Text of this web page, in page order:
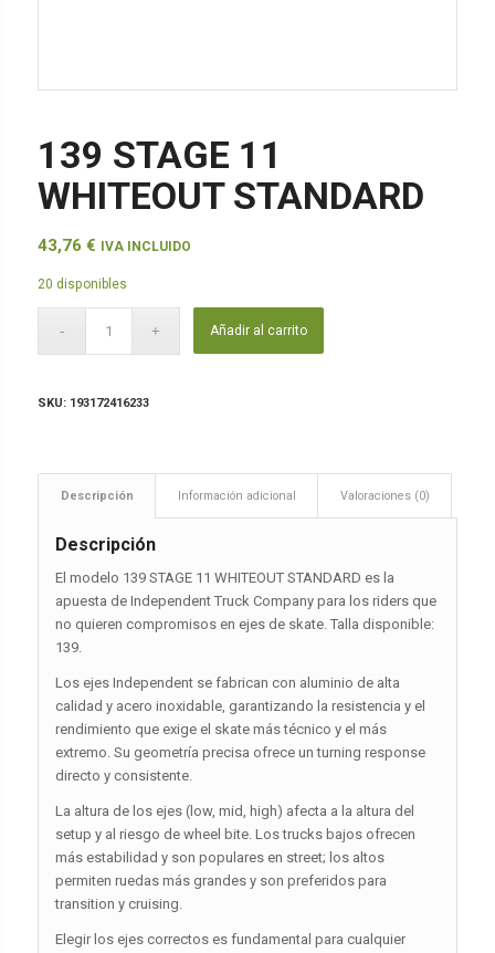
139 STAGE 11
WHITEOUT STANDARD
43,76 € IVA INCLUIDO
20 disponibles
Añadir al carrito
SKU: 193172416233
Descripción Información adicional Valoraciones (0)
Descripción
El modelo 139 STAGE 11 WHITEOUT STANDARD es la
apuesta de Independent Truck Company para los riders que
no quieren compromisos en ejes de skate. Talla disponible:
139.
Los ejes Independent se fabrican con aluminio de alta
calidad y acero inoxidable, garantizando la resistencia y el
rendimiento que exige el skate más técnico y el más
extremo. Su geometría precisa ofrece un turning response
directo y consistente.
La altura de los ejes (low, mid, high) afecta a la altura del
setup y al riesgo de wheel bite. Los trucks bajos ofrecen
más estabilidad y son populares en street; los altos
permiten ruedas más grandes y son preferidos para
transition y cruising.
Elegir los ejes correctos es fundamental para cualquier